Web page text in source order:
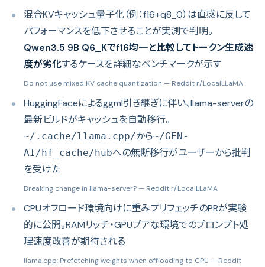
混合KVキャッシュ量子化（例：f16+q8_0）は直感に反して
パフォーマンスを低下させることが実測で判明。
Qwen3.5 9B Q6_Kでf16均一と比較してトークン生成速
度が劣化するケースを詳細なベンチマークが示す
Do not use mixed KV cache quantization — Reddit r/LocalLLaMA
HuggingFaceによるggml引き継ぎに伴い、llama-serverの
最新ビルドがキャッシュを自動移行。
~/.cache/llama.cpp/から~/GEN-
AI/hf_cache/hubへの無断移行がユーザーから批判
を受けた
Breaking change in llama-server? — Reddit r/LocalLLaMA
CPUオフロード環境向けに重みプリフェッチのPRが実験
的に公開。RAMリッチ・GPUプアな環境でのプロンプト処
理速度改善が期待される
llama.cpp: Prefetching weights when offloading to CPU — Reddit